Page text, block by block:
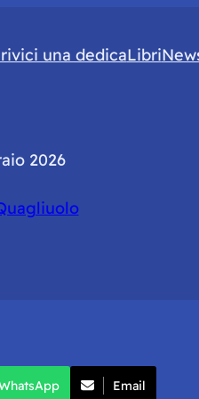
una dedicaLibri
2026
Email